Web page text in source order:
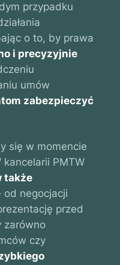
przypadku
o to, by prawa
i precyzyjnie
umów
zabezpieczyć
się w momencie
PMTW
także
od negocjacji
przed
zarówno
czy